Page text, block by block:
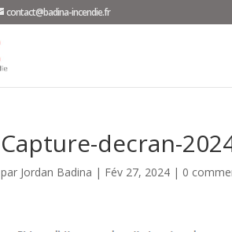
contact@badina-incendie.fr
Capture-decran-
par Jordan Badina | Fév 27, 2024 | 0